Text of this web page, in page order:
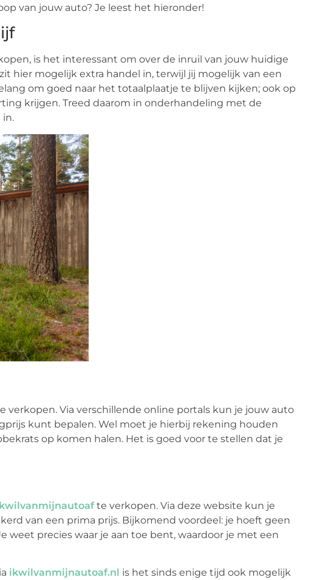
van jouw auto? Je leest het hieronder!
is het interessant om over de inruil van jouw huidige
hier mogelijk extra handel in, terwijl jij mogelijk van een
om goed naar het totaalplaatje te blijven kijken; ook op
krijgen. Treed daarom in onderhandeling met de
in.
Via verschillende online portals kun je jouw auto
kunt bepalen. Wel moet je hierbij rekening houden
op komen halen. Het is goed voor te stellen dat je
te verkopen. Via deze website kun je
van een prima prijs. Bijkomend voordeel: je hoeft geen
precies waar je aan toe bent, waardoor je met een
ikwilvanmijnautoaf.nl is het sinds enige tijd ook mogelijk